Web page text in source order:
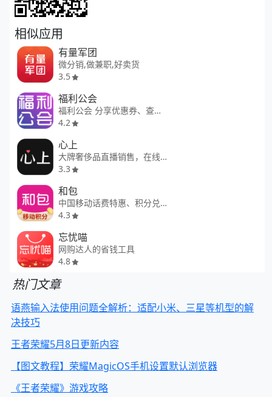
相似应用
有量军团
微分销,做兼职,好卖货
3.5
福利公会
福利公会 分享优惠券、查优惠券
4.2
心上
大牌奢侈品直播销售，在线淘宝
3.3
和包
中国移动话费特惠、积分兑换平台
4.3
忘忧喵
网购达人的省钱工具
4.8
热门文章
语燕输入法使用问题全解析：适配小米、三星等机型的解
决技巧
王者荣耀5月8日更新内容
【图文教程】荣耀MagicOS手机设置默认浏览器
《王者荣耀》游戏攻略